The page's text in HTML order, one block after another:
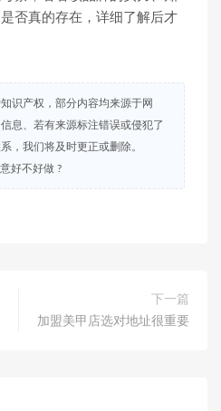
否真的存在，详细了解后才
识产权，部分内容均来源于网
息、若有来源标注错误或侵犯了
，我们将及时更正或删除。
好不好做 ?
下一篇
加盟美甲店选对地址很重要